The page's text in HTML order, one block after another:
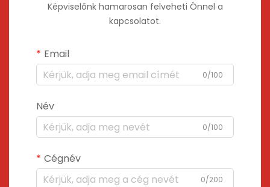
Képviselőnk hamarosan felveheti Önnel a
kapcsolatot.
Email
0/100
Név
0/100
Cégnév
0/200